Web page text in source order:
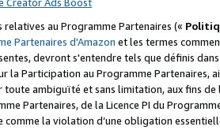
Creator Ads Boost
relatives au Programme Partenaires («
Partenaires d'Amazon et les termes
devront s'entendre tels que définis
la Participation au Programme Partenaires,
toute ambiguïté et sans limitation, aux fins
Partenaires, de la Licence PI du
comme la violation d’une obligation